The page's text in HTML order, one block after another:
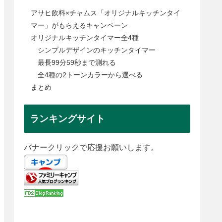
アサヒ飲料×チャムス「オリジナルキッチンタイ
マー」がもらえるキャンペーン
オリジナルキッチンタイマー全4種
シンプルデザインのキッチンタイマー
最長99分59秒まで測れる
全4種の2トーンカラーから選べる
まとめ
ランキングサイト
バナークリックで応援お願いします。